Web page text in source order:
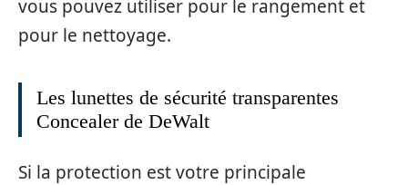
vous pouvez utiliser pour le rangement et
pour le nettoyage.
Les lunettes de sécurité transparentes
Concealer de DeWalt
Si la protection est votre principale